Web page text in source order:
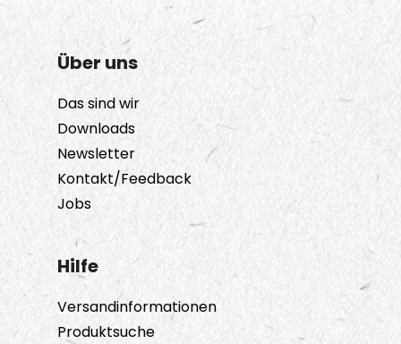
Über uns
Das sind wir
Downloads
Newsletter
Kontakt/Feedback
Jobs
Hilfe
Versandinformationen
Produktsuche